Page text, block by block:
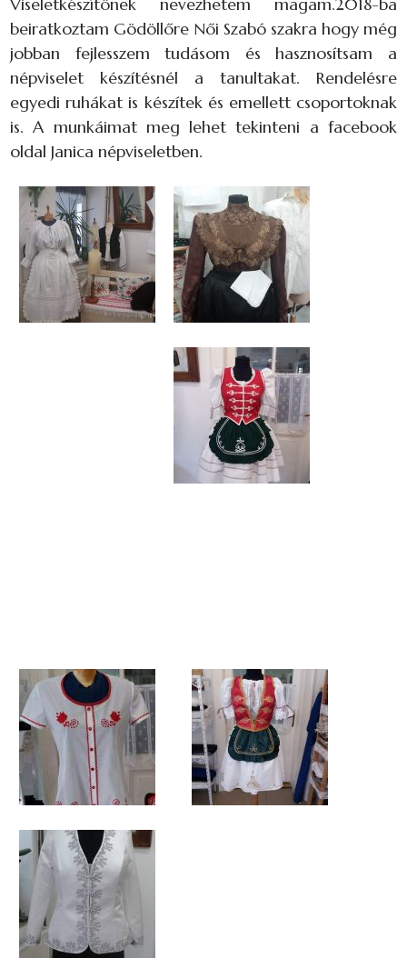
Viseletkészítőnek nevezhetem magam.2018-ba
beiratkoztam Gödöllőre Női Szabó szakra hogy még
jobban fejlesszem tudásom és hasznosítsam a
népviselet készítésnél a tanultakat. Rendelésre
egyedi ruhákat is készítek és emellett csoportoknak
is. A munkáimat meg lehet tekinteni a facebook
oldal Janica népviseletben.